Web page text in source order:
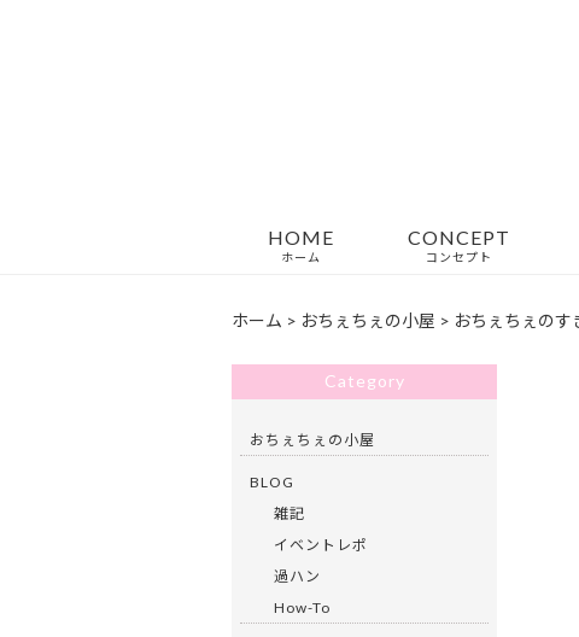
HOME
ホーム
CONCEPT
コンセプト
ホーム > おちぇちぇの小屋 > おちぇちぇの
Category
おちぇちぇの小屋
BLOG
雑記
イベントレポ
過ハン
How-To